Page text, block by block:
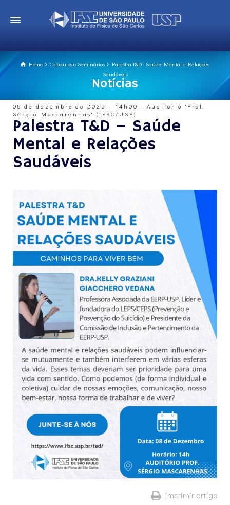
Home Colóquios e Seminários
Palestra T&D - Saúde Mental e Relações
Saudáveis
Notícias
08 de dezembro de 2025 - 14h00 - Auditório "Prof.
Sérgio Mascarenhas" (IFSC/USP)
Palestra T&D – Saúde
Mental e Relações
Saudáveis
Imprimir artigo